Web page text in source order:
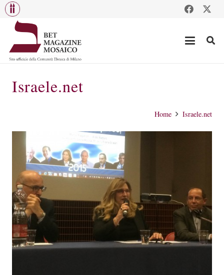
Israele.net
Home Israele.net